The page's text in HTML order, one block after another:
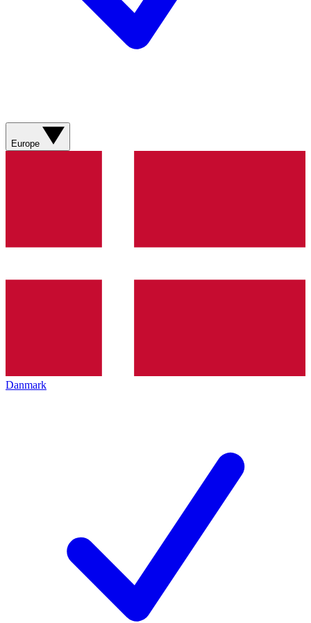
Europe
Danmark